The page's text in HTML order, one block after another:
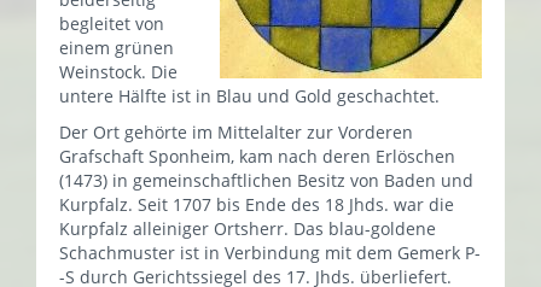
begleitet von
einem grünen
Weinstock. Die
untere Hälfte ist in Blau und Gold geschachtet.
Der Ort gehörte im Mittelalter zur Vorderen
Grafschaft Sponheim, kam nach deren Erlöschen
(1473) in gemeinschaftlichen Besitz von Baden und
Kurpfalz. Seit 1707 bis Ende des 18 Jhds. war die
Kurpfalz alleiniger Ortsherr. Das blau-goldene
Schachmuster ist in Verbindung mit dem Gemerk P-
-S durch Gerichtssiegel des 17. Jhds. überliefert.